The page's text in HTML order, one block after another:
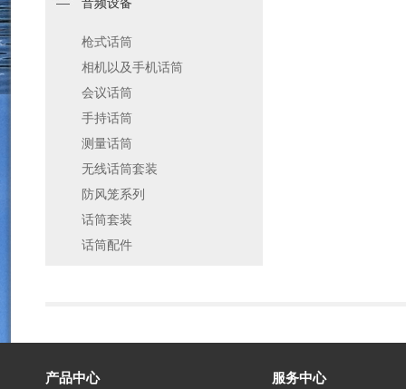
音频设备
枪式话筒
相机以及手机话筒
会议话筒
手持话筒
测量话筒
无线话筒套装
防风笼系列
话筒套装
话筒配件
产品中心
服务中心